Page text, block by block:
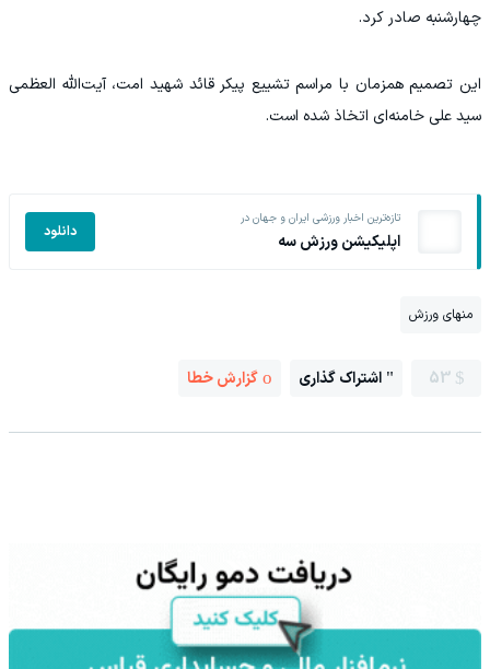
چهارشنبه صادر کرد.
این تصمیم همزمان با مراسم تشییع پیکر قائد شهید امت، آیت‌الله العظمی
سید علی خامنه‌ای اتخاذ شده است.
تازه‌ترین اخبار ورزشی ایران و جهان در
اپلیکیشن ورزش سه دانلود
منهای ورزش
53 اشتراک گذاری گزارش خطا